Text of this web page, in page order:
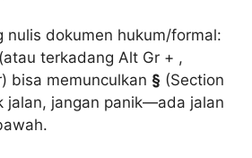
nulis dokumen hukum/formal:
terkadang Alt Gr + ,
bisa memunculkan § (Section
jalan, jangan panik—ada jalan